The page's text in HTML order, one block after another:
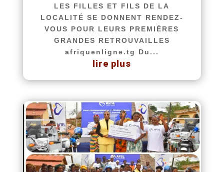
LES FILLES ET FILS DE LA
LOCALITÉ SE DONNENT RENDEZ-
VOUS POUR LEURS PREMIÈRES
GRANDES RETROUVAILLES
afriquenligne.tg Du...
lire plus